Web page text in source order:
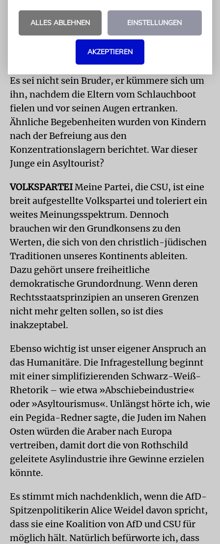
Begegnung, die ich nie vergessen werde. Ein
vielleicht zwölf Jahre alter Junge kam mit
einem Fünfjährigen an der Hand in den
Münchner Hauptbahnhof. Wir fragten nach
dem Namen seines Bruders, und er verneinte:
Es sei nicht sein Bruder, er kümmere sich um
ihn, nachdem die Eltern vom Schlauchboot
fielen und vor seinen Augen ertranken.
Ähnliche Begebenheiten wurden von Kindern
nach der Befreiung aus den
Konzentrationslagern berichtet. War dieser
Junge ein Asyltourist?
VOLKSPARTEIMeine Partei, die CSU, ist eine
breit aufgestellte Volkspartei und toleriert ein
weites Meinungsspektrum. Dennoch
brauchen wir den Grundkonsens zu den
Werten, die sich von den christlich-jüdischen
Traditionen unseres Kontinents ableiten.
Dazu gehört unsere freiheitliche
demokratische Grundordnung. Wenn deren
Rechtsstaatsprinzipien an unseren Grenzen
nicht mehr gelten sollen, so ist dies
inakzeptabel.
Ebenso wichtig ist unser eigener Anspruch an
das Humanitäre. Die Infragestellung beginnt
mit einer simplifizierenden Schwarz-Weiß-
Rhetorik – wie etwa »Abschiebeindustrie«
oder »Asyltourismus«. Unlängst hörte ich, wie
ein Pegida-Redner sagte, die Juden im Nahen
Osten würden die Araber nach Europa
vertreiben, damit dort die von Rothschild
geleitete Asylindustrie ihre Gewinne erzielen
könnte.
Es stimmt mich nachdenklich, wenn die AfD-
Spitzenpolitikerin Alice Weidel davon spricht,
dass sie eine Koalition von AfD und CSU für
möglich hält. Natürlich befürworte ich, dass
ALLES ABLEHNEN EINSTELLUNGEN
AKZEPTIEREN